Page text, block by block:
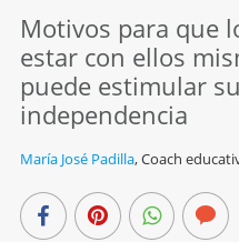
Motivos para que
estar con ellos
puede estimular
independencia
María José Padilla,Coach